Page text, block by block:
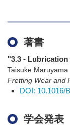
著書
"3.3 -
Taisuke Maruyama
Fretting Wear and
DOI: 10.1016/
学会発表